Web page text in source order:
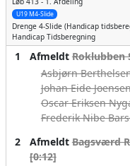
U19 M4-Slide
Drenge 4-Slide (Handicap
Handicap Tidsberegning
1 AfmeldtRoklubben
Asbjørn
Johan Eide
Oscar Eriksen
Frederik Nibe
2 AfmeldtBagsværd
[0:12]